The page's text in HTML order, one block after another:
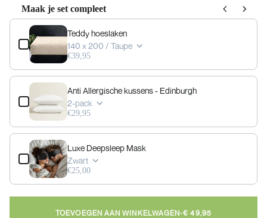
Maak je set compleet
Use the Previous and Next buttons to navigate through product add-ons, or
Teddy hoeslaken
140 x 200 / Taupe
€39,95
Anti Allergische kussens - Edinburgh
2-pack
€29,95
Luxe Deepsleep Mask
Zwart
€25,00
TOEVOEGEN AAN WINKELWAGEN•€ 49,95